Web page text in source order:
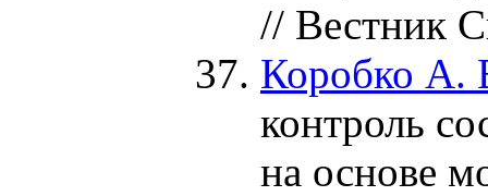
// Вестник
Коробко А.
контроль
на основе